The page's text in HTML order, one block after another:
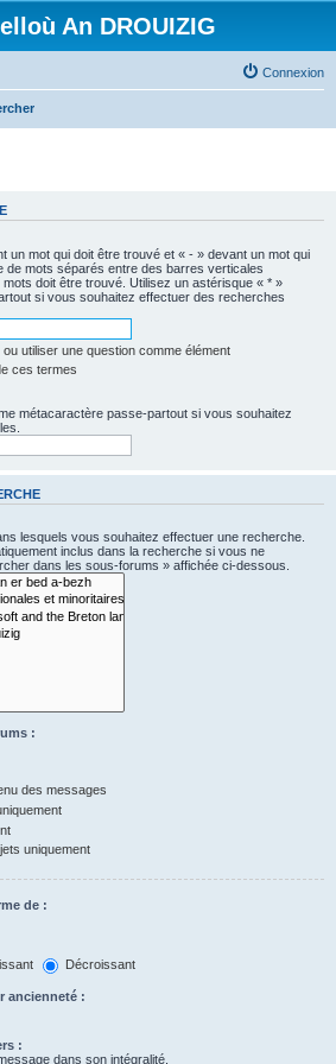
An DROUIZIG
Connexion
un mot qui doit être trouvé et « - » devant un mot qui
de mots séparés entre des barres verticales
doit être trouvé. Utilisez un astérisque « * »
si vous souhaitez effectuer des recherches
utiliser une question comme élément
ces termes
métacaractère passe-partout si vous souhaitez
lesquels vous souhaitez effectuer une recherche.
inclus dans la recherche si vous ne
dans les sous-forums » affichée ci-dessous.
:
des messages
uniquement
de :
Décroissant
ancienneté :
:
dans son intégralité.